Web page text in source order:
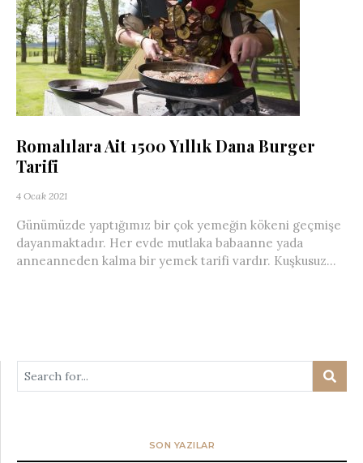
Romalılara Ait 1500 Yıllık Dana Burger
Tarifi
4 Ocak 2021
Günümüzde yaptığımız bir çok yemeğin kökeni geçmişe
dayanmaktadır. Her evde mutlaka babaanne yada
anneanneden kalma bir yemek tarifi vardır. Kuşkusuz...
SON YAZILAR